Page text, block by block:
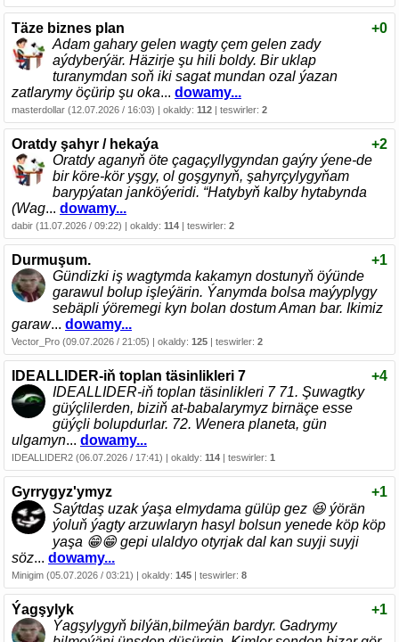
Täze biznes plan
+0
Adam gahary gelen wagty çem gelen zady
aýdyberýär. Häzirje şu hili boldy. Bir uklap
turanymdan soň iki sagat mundan ozal ýazan
zatlarymy öçürip şu oka... dowamy...
masterdollar (12.07.2026 / 16:03) | okaldy: 112 | teswirler: 2
Oratdy şahyr / hekaýa
+2
Oratdy aganyň öte çagaçyllygyndan gaýry ýene-de
bir köre-kör yşgy, ol goşgynyň, şahyrçylygyňam
barypýatan janköýeridi. “Hatybyň kalby hytabynda
(Wag... dowamy...
dabir (11.07.2026 / 09:22) | okaldy: 114 | teswirler: 2
Durmuşum.
+1
Gündizki iş wagtymda kakamyn dostunyň öýünde
garawul bolup işleýärin. Ýanymda bolsa maýyplygy
sebäpli ýöremegi kyn bolan dostum Aman bar. Ikimiz
garaw... dowamy...
Vector_Pro (09.07.2026 / 21:05) | okaldy: 125 | teswirler: 2
IDEALLIDER-iň toplan täsinlikleri 7
+4
IDEALLIDER-iň toplan täsinlikleri 7 71. Şuwagtky
güýçlilerden, biziň at-babalarymyz birnäçe esse
güýçli bolupdurlar. 72. Wenera planeta, gün
ulgamyn... dowamy...
IDEALLIDER2 (06.07.2026 / 17:41) | okaldy: 114 | teswirler: 1
Gyrrygyz'ymyz
+1
Saýtdaş uzak ýaşa elmydama gülüp gez 😆 ýörän
ýoluň ýagty arzuwlaryn hasyl bolsun yenede köp köp
yaşa 😁😁 gepi ulaldyo otyrjak dal kan suyji suyji
söz... dowamy...
Minigim (05.07.2026 / 03:21) | okaldy: 145 | teswirler: 8
Ýagşylyk
+1
Ýagşylygyň bilýän,bilmeýän bardyr. Gadrymy